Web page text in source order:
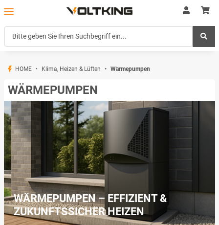
HOME Klima, Heizen & Lüften Wärmepumpen
WÄRMEPUMPEN
WÄRMEPUMPEN – EFFIZIENT &
ZUKUNFTSSICHER HEIZEN